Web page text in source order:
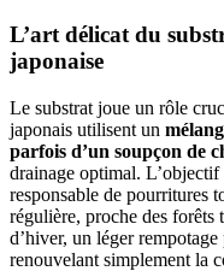
L’art délicat du
japonaise
Le substrat joue un rôle
japonais utilisent un
parfois d’un soupçon de
drainage optimal.
responsable de pourritures
régulière, proche des forêts
d’hiver, un léger
renouvelant simplement la